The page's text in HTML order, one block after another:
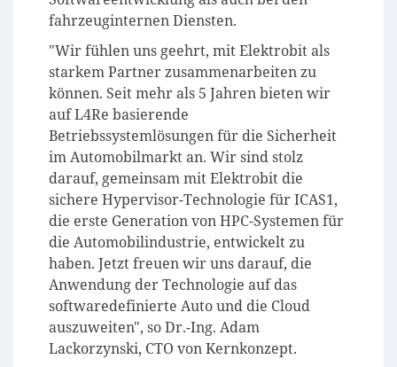
fahrzeuginternen Diensten.
"Wir fühlen uns geehrt, mit Elektrobit als
starkem Partner zusammenarbeiten zu
können. Seit mehr als 5 Jahren bieten wir
auf L4Re basierende
Betriebssystemlösungen für die Sicherheit
im Automobilmarkt an. Wir sind stolz
darauf, gemeinsam mit Elektrobit die
sichere Hypervisor-Technologie für ICAS1,
die erste Generation von HPC-Systemen für
die Automobilindustrie, entwickelt zu
haben. Jetzt freuen wir uns darauf, die
Anwendung der Technologie auf das
softwaredefinierte Auto und die Cloud
auszuweiten", so Dr.-Ing. Adam
Lackorzynski, CTO von Kernkonzept.